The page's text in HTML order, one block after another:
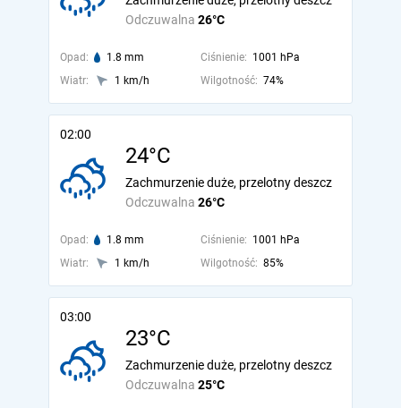
Odczuwalna 26°C
Opad: 1.8 mm Ciśnienie: 1001 hPa
Wiatr:
1 km/h Wilgotność: 74%
02:00
24°C
Odczuwalna 26°C
Zachmurzenie duże, przelotny deszcz
Opad: 1.8 mm Ciśnienie: 1001 hPa
Wiatr:
1 km/h Wilgotność: 85%
03:00
23°C
Odczuwalna 25°C
Zachmurzenie duże, przelotny deszcz